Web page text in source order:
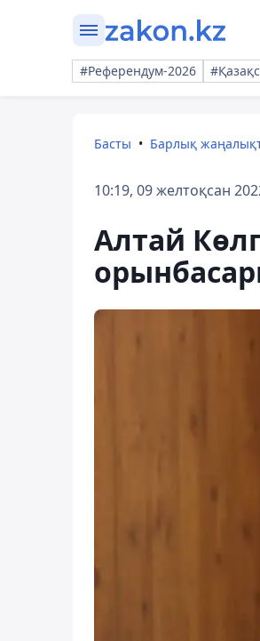
#Референдум-2026
Басты Барлық
10:19, 09 желтоқсан
Алтай